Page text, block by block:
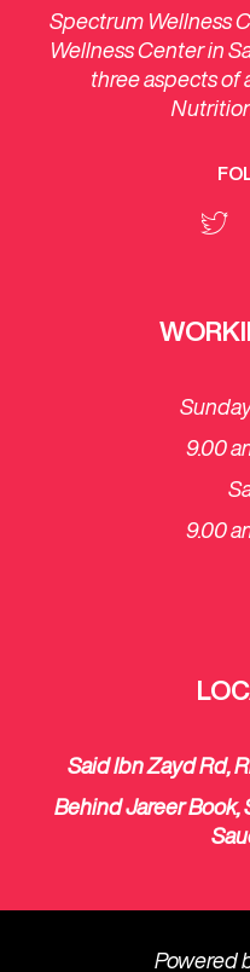
Spectrum Wellness
Wellness Center in
three aspects of
9.00
​9.00
Said Ibn Zayd Rd,
Behind Jareer Book,
Powered